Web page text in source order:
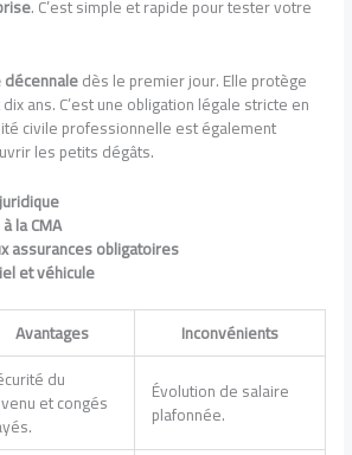
. C’est simple et rapide pour tester votre
dès le premier jour. Elle protège
ans. C’est une obligation légale stricte en
civile professionnelle est également
les petits dégâts.
la CMA
assurances obligatoires
et véhicule
Avantages Inconvénients
du
et congés Évolution de salaire
plafonnée.